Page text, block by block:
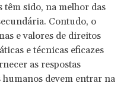
sido, na melhor das
Contudo, o
e valores de direitos
e técnicas eficazes
as respostas
devem entrar na